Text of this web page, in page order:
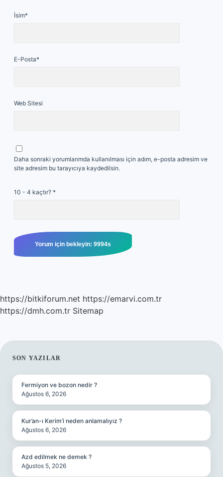
İsim*
E-Posta*
Web Sitesi
Daha sonraki yorumlarımda kullanılması için adım, e-posta adresim ve
site adresim bu tarayıcıya kaydedilsin.
10 - 4 kaçtır? *
https://bitkiforum.net https://emarvi.com.tr
https://dmh.com.tr Sitemap
SIDEBAR
SON YAZILAR
Fermiyon ve bozon nedir ?
Ağustos 6, 2026
Kur’an-ı Kerim’i neden anlamalıyız ?
Ağustos 6, 2026
Azd edilmek ne demek ?
Ağustos 5, 2026